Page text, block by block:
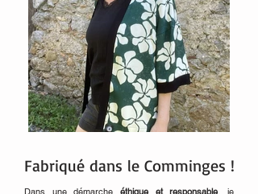
Fabriqué dans le Comminges !
Dans une démarche éthique et responsable, je